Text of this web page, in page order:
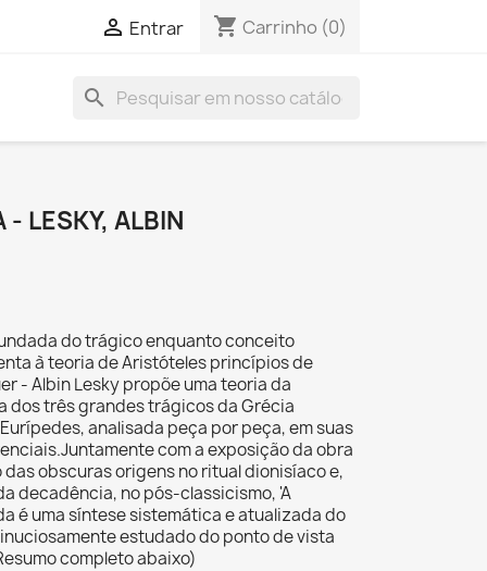
 Entrar shopping_cart Carrinho (0)
search
- LESKY, ALBIN
do trágico enquanto conceito
à teoria de Aristóteles princípios de
- Albin Lesky propõe uma teoria da
dos três grandes trágicos da Grécia
analisada peça por peça, em suas
com a exposição da obra
obscuras origens no ritual dionisíaco e,
decadência, no pós-classicismo, 'A
é uma síntese sistemática e atualizada do
estudado do ponto de vista
completo abaixo)